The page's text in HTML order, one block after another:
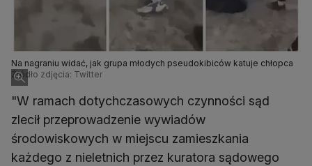
Na nagraniu widać, jak grupa młodych pseudokibiców katuje chłopca
Źródło zdjęcia: Twitter
"W ramach dotychczasowych czynności sąd
zlecił przeprowadzenie wywiadów
środowiskowych w miejscu zamieszkania
każdego z nieletnich przez kuratora sądowego